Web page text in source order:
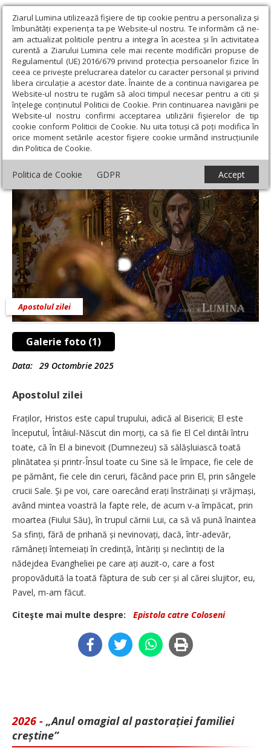
Ziarul Lumina utilizează fişiere de tip cookie pentru a personaliza și
îmbunătăți experiența ta pe Website-ul nostru. Te informăm că ne-
am actualizat politicile pentru a integra în acestea și în activitatea
curentă a Ziarului Lumina cele mai recente modificări propuse de
Regulamentul (UE) 2016/679 privind protecția persoanelor fizice în
ceea ce privește prelucrarea datelor cu caracter personal și privind
libera circulație a acestor date. Înainte de a continua navigarea pe
Website-ul nostru te rugăm să aloci timpul necesar pentru a citi și
înțelege conținutul Politicii de Cookie. Prin continuarea navigării pe
Website-ul nostru confirmi acceptarea utilizării fişierelor de tip
cookie conform Politicii de Cookie. Nu uita totuși că poți modifica în
orice moment setările acestor fişiere cookie urmând instrucțiunile
din Politica de Cookie.
Politica de Cookie GDPR Accept
Ziarul Lumina › Teologie și spiritualitate › Apostolul zilei ›
Coloseni 1, 18-23
Coloseni 1, 18-23
Galerie foto (1)
Apostolul zilei
Data: 29 Octombrie 2025
Apostolul zilei
Fraților, Hristos este capul trupului, adică al Bisericii; El este
începutul, Întâiul-Născut din morți, ca să fie El Cel dintâi întru
toate, că în El a binevoit (Dumnezeu) să sălășluiască toată
plinătatea și printr-Însul toate cu Sine să le împace, fie cele de
pe pământ, fie cele din ceruri, făcând pace prin El, prin sângele
crucii Sale. Și pe voi, care oarecând erați înstrăinați și vrăjmași,
având mintea voastră la fapte rele, de acum v-a împăcat, prin
moartea (Fiului Său), în trupul cărnii Lui, ca să vă pună înaintea
Sa sfinți, fără de prihană și nevinovați, dacă, într-adevăr,
rămâneți întemeiați în credință, întăriți și neclintiți de la
nădejdea Evangheliei pe care ați auzit-o, care a fost
propovăduită la toată făptura de sub cer și al cărei slujitor, eu,
Pavel, m-am făcut.
Citeşte mai multe despre:
Epistola catre Coloseni
2026 - „Anul omagial al pastorației familiei
creștine”